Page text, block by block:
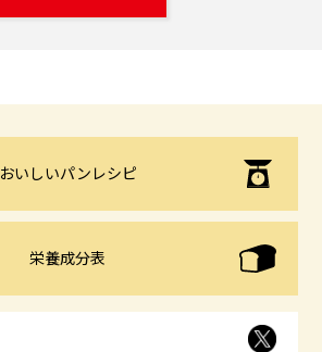
おいしいパンレシピ
栄養成分表